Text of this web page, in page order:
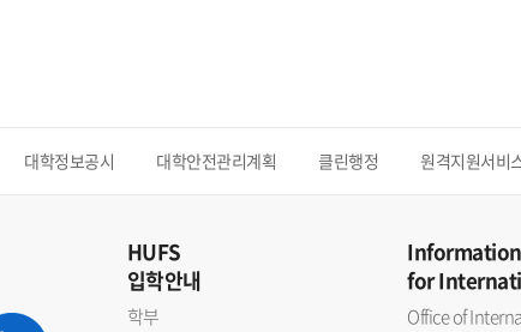
대학정보공시 대학안전관리계획 클린행정 원격지원서비
HUFS
입학안내
학부
Information
for
Office of